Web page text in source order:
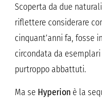
Scoperta da due
riflettere considerare
cinquant’anni fa, fosse
circondata da
purtroppo abbattuti.
Ma se Hyperion è la